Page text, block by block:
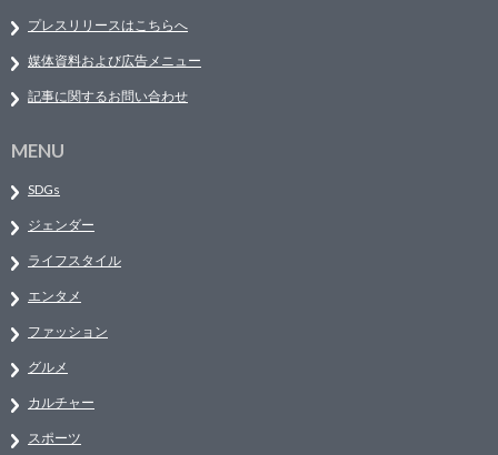
プレスリリースはこちらへ
媒体資料および広告メニュー
記事に関するお問い合わせ
MENU
SDGs
ジェンダー
ライフスタイル
エンタメ
ファッション
グルメ
カルチャー
スポーツ